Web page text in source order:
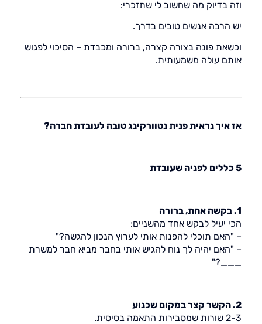
וזה בדיוק מה שחשוב לי שתזכרי:
יש הרבה אנשים טובים בדרך.
וכשאת פונה בצורה קצרה, ברורה ומכבדת – הסיכוי לפגוש
אותם עולה משמעותית.
אז איך נראית פנית נטוורקינג טובה לעובדת חברה?
5 כללים לפניה שעובדת
1. בקשה אחת, ברורה
הכי יעיל לבקש אחד מהשניים:
– "האם תוכלי להפנות אותי לערוץ הנכון להגשה?"
– "האם יהיה לך נוח להגיש אותי בחבר מביא חבר למשרת
___?"
2. הקשר קצר במקום שכנוע
2-3 שורות שמסבירות התאמה בסיסית.